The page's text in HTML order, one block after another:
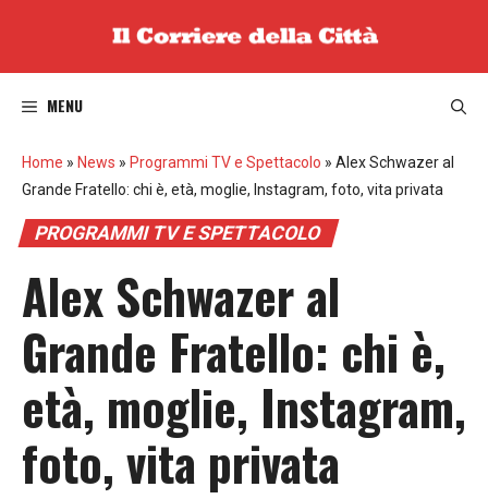
MENU
Home » News » Programmi TV e Spettacolo » Alex Schwazer al
Grande Fratello: chi è, età, moglie, Instagram, foto, vita privata
PROGRAMMI TV E SPETTACOLO
Alex Schwazer al
Grande Fratello: chi è,
età, moglie, Instagram,
foto, vita privata